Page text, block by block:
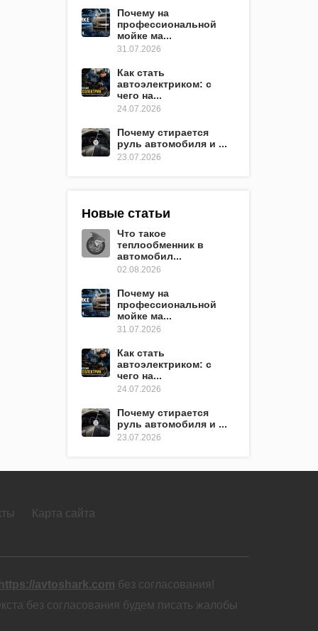
Почему на
профессиональной
мойке ма...
31.07.2026
Как стать
автоэлектриком: с
чего на...
24.07.2026
Почему стирается
руль автомобиля и ...
23.07.2026
Новые статьи
Что такое
теплообменник в
автомобил...
02.08.2026
Почему на
профессиональной
мойке ма...
31.07.2026
Как стать
автоэлектриком: с
чего на...
24.07.2026
Почему стирается
руль автомобиля и ...
23.07.2026
Карта сайта
https://avtoshark.com без согласования!
без согласования будем писать жалобы